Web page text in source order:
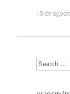
13 de
Search